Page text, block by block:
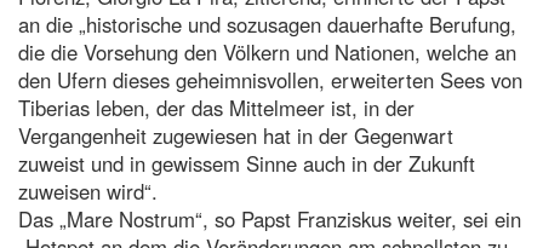
an die „historische und sozusagen dauerhafte Berufung,
die die Vorsehung den Völkern und Nationen, welche an
den Ufern dieses geheimnisvollen, erweiterten Sees von
Tiberias leben, der das Mittelmeer ist, in der
Vergangenheit zugewiesen hat in der Gegenwart
zuweist und in gewissem Sinne auch in der Zukunft
zuweisen wird“.
Das „Mare Nostrum“, so Papst Franziskus weiter, sei ein